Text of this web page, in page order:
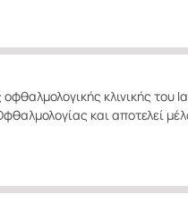
κλινικής
και αποτελεί